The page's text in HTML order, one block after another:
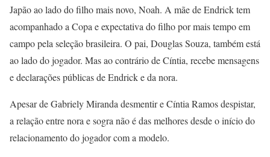
Japão ao lado do filho mais novo, Noah. A mãe de Endrick tem
acompanhado a Copa e expectativa do filho por mais tempo em
campo pela seleção brasileira. O pai, Douglas Souza, também está
ao lado do jogador. Mas ao contrário de Cíntia, recebe mensagens
e declarações públicas de Endrick e da nora.
Apesar de Gabriely Miranda desmentir e Cíntia Ramos despistar,
a relação entre nora e sogra não é das melhores desde o início do
relacionamento do jogador com a modelo.